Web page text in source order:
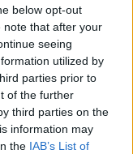
below opt-out
note that after your
seeing
utilized by
parties prior to
of the further
third parties on the
information may
the IAB’s List of
η
και